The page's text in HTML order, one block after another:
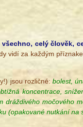
všechno, celý člověk,
vidí za každým
jsou rozličné:bolest,
koncentrace,
dráždivého močového
(opakované nutkání na